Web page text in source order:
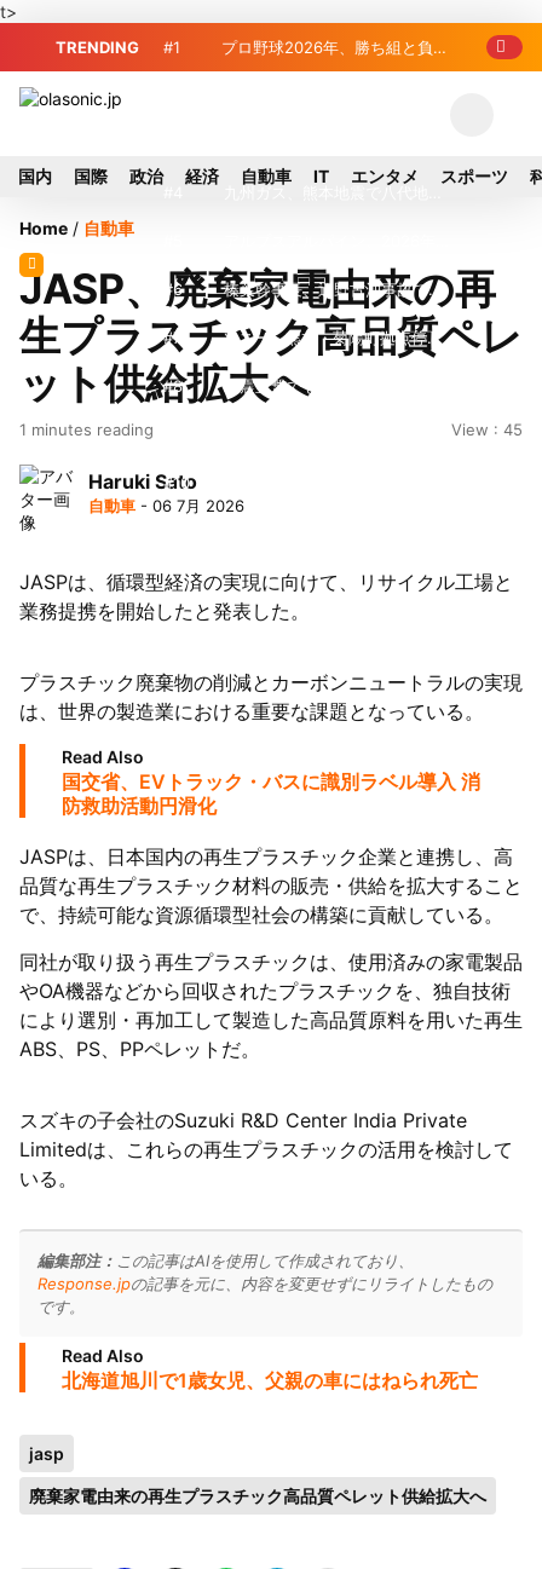
t>
TRENDING #1 プロ野球2026年、勝ち組と負け
由に
月1日付人事異動を発表
#6 榛葉幹事長、辺野古沖事故で
「地元メディアの報道不足」指摘 那覇
訪問中
#7 ソニー、熊本・菊陽町拠点停
止 復旧見通し立たず 半導体集積地に
#8 地震直撃でもTSMCは熊本を見
出される ギリシャ発航空機が緊急着陸
#10
国内 国際 政治 経済 自動車 IT エンタメ スポーツ
Home / 自動車
JASP、廃棄家電由来の再
生プラスチック高品質ペレ
ット供給拡大へ
1 minutes reading View : 45
Haruki Sato
自動車 - 06 7月 2026
JASPは、循環型経済の実現に向けて、リサイクル工場と
業務提携を開始したと発表した。
プラスチック廃棄物の削減とカーボンニュートラルの実現
は、世界の製造業における重要な課題となっている。
Read Also
国交省、EVトラック・バスに識別ラベル導入 消
防救助活動円滑化
JASPは、日本国内の再生プラスチック企業と連携し、高
品質な再生プラスチック材料の販売・供給を拡大すること
で、持続可能な資源循環型社会の構築に貢献している。
同社が取り扱う再生プラスチックは、使用済みの家電製品
やOA機器などから回収されたプラスチックを、独自技術
により選別・再加工して製造した高品質原料を用いた再生
ABS、PS、PPペレットだ。
スズキの子会社のSuzuki R&D Center India Private
Limitedは、これらの再生プラスチックの活用を検討して
いる。
編集部注： この記事はAIを使用して作成されており、
Response.jpの記事を元に、内容を変更せずにリライトしたもの
です。
Read Also
北海道旭川で1歳女児、父親の車にはねられ死亡
jasp
廃棄家電由来の再生プラスチック高品質ペレット供給拡大へ